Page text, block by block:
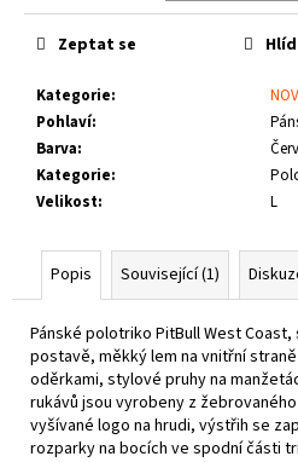
cena:
Kategorie:
Pohlaví:
Barva:
Kategorie:
Velikost: L
Zeptat se
Popis Související (1)
Pánské polotriko PitBull West
postavě, měkký lem na vnitřní
oděrkami, stylové pruhy na
rukávů jsou vyrobeny z
vyšívané logo na hrudi, výstřih se
rozparky na bocích ve spodní části
m
THOR
STEINAR
LEDVINKA
T.S.
LOGO
790
Kč